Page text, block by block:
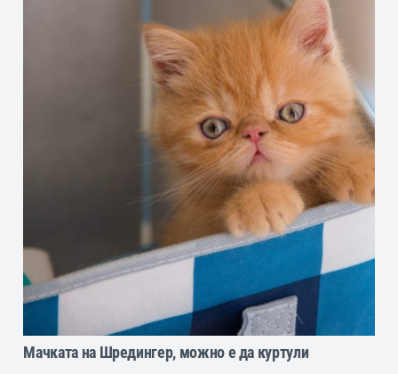
Мачката на Шредингер, можно е да куртули